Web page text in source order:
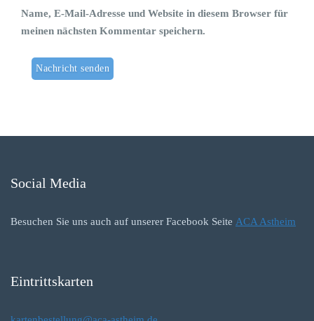
Name, E-Mail-Adresse und Website in diesem Browser für
meinen nächsten Kommentar speichern.
Social Media
Besuchen Sie uns auch auf unserer Facebook Seite ACA Astheim
Eintrittskarten